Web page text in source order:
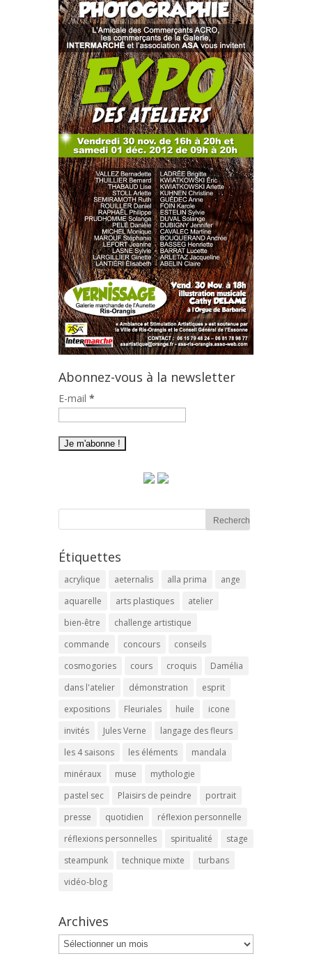
Abonnez-vous à la newsletter
E-mail *
Étiquettes
acrylique aeternalis alla prima
ange
aquarelle
arts plastiques
atelier
bien-être
challenge artistique
commande
concours
conseils
cosmogories
cours croquis
Damélia
dans l'atelier
démonstration
esprit
expositions
Fleuriales huile
icone
invités
Jules Verne
langage des fleurs
les 4 saisons
les éléments
mandala
minéraux
muse
mythologie
pastel sec
Plaisirs de peindre
portrait
presse
quotidien
réflexion personnelle
réflexions personnelles
spiritualité
stage
steampunk
technique mixte
turbans
vidéo-blog
Archives
Archives